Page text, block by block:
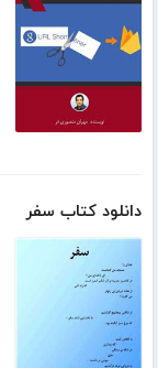
دانلود کتاب سفر